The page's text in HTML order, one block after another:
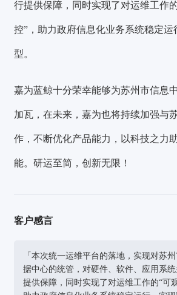
行提供保障，同时实现了对运维工作
控”，助力政府信息化业务系统稳定
型。
嘉为蓝鲸十分荣幸能够为苏州市信息
加瓦，在未来，嘉为也将持续加强与
作，不断优化产品能力，以科技之力
能。研运至简，创新无限！
客户感言
「本次统一运维平台的落地，实现对苏
据中心的统管，对硬件、软件、应用系
提供保障，同时实现了对运维工作的“可